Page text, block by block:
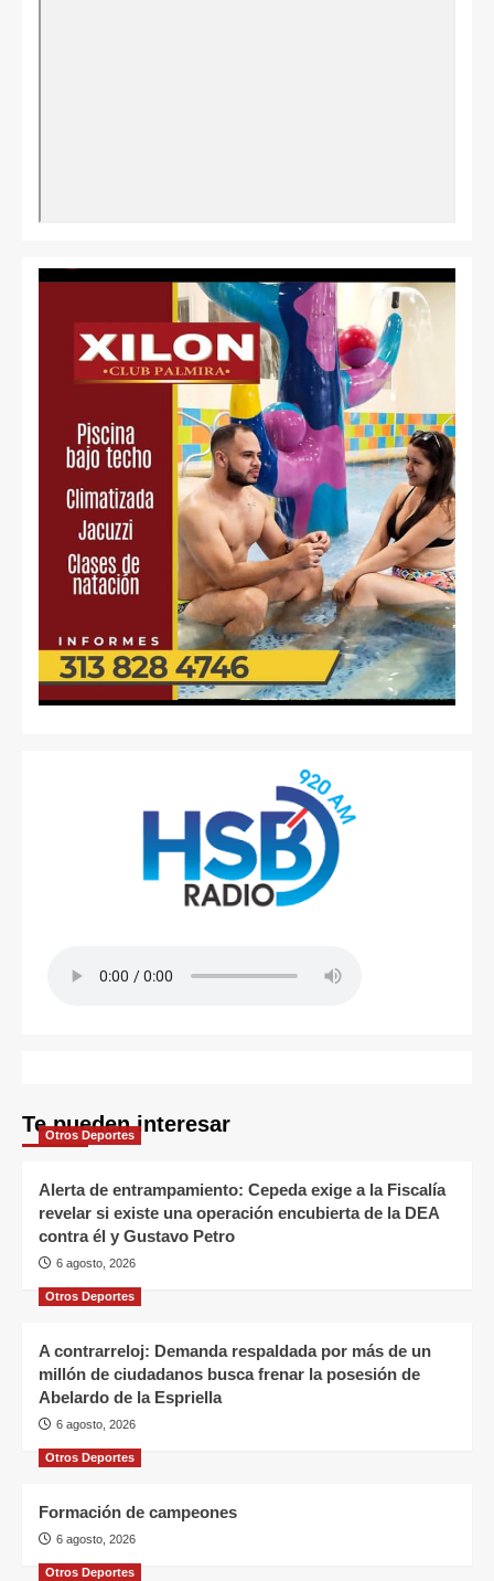
Te pueden interesar
Otros Deportes
Alerta de entrampamiento: Cepeda exige a la Fiscalía
revelar si existe una operación encubierta de la DEA
contra él y Gustavo Petro
6 agosto, 2026
Otros Deportes
A contrarreloj: Demanda respaldada por más de un
millón de ciudadanos busca frenar la posesión de
Abelardo de la Espriella
6 agosto, 2026
Otros Deportes
Formación de campeones
6 agosto, 2026
Otros Deportes